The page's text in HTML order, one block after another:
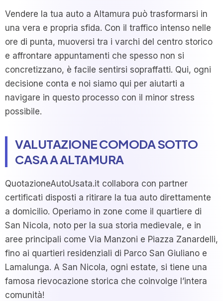
Vendere la tua auto a Altamura può trasformarsi in
una vera e propria sfida. Con il traffico intenso nelle
ore di punta, muoversi tra i varchi del centro storico
e affrontare appuntamenti che spesso non si
concretizzano, è facile sentirsi sopraffatti. Qui, ogni
decisione conta e noi siamo qui per aiutarti a
navigare in questo processo con il minor stress
possibile.
VALUTAZIONE COMODA SOTTO
CASA A ALTAMURA
QuotazioneAutoUsata.it collabora con partner
certificati disposti a ritirare la tua auto direttamente
a domicilio. Operiamo in zone come il quartiere di
San Nicola, noto per la sua storia medievale, e in
aree principali come Via Manzoni e Piazza Zanardelli,
fino ai quartieri residenziali di Parco San Giuliano e
Lamalunga. A San Nicola, ogni estate, si tiene una
famosa rievocazione storica che coinvolge l’intera
comunità!